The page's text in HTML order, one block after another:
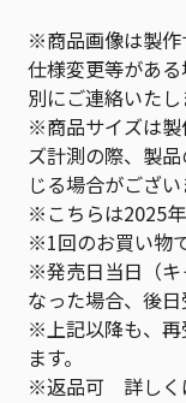
※商品画像は製作
仕様変更等があ
別にご連絡いたし
※商品サイズは製
ズ計測の際、製
じる場合がござい
※こちらは2025年
※1回のお買い物
※発売日当日（キ
なった場合、後日
※上記以降も、再
ます。
※返品可 詳しく